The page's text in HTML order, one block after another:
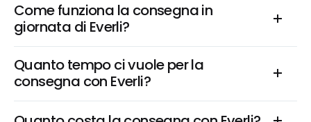
Come funziona la consegna in
giornata di Everli?
Quanto tempo ci vuole per la
consegna con Everli?